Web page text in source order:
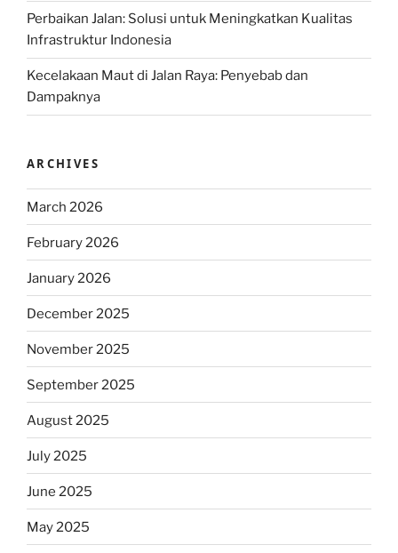
Perbaikan Jalan: Solusi untuk Meningkatkan Kualitas
Infrastruktur Indonesia
Kecelakaan Maut di Jalan Raya: Penyebab dan
Dampaknya
ARCHIVES
March 2026
February 2026
January 2026
December 2025
November 2025
September 2025
August 2025
July 2025
June 2025
May 2025